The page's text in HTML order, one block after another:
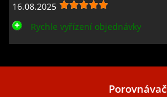
16.08.2025
Rychle vyřízení objednávky
Porovnávač